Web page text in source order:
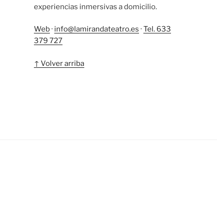
experiencias inmersivas a domicilio.
Web· info@lamirandateatro.es ·Tel. 633
379 727
↑ Volver arriba